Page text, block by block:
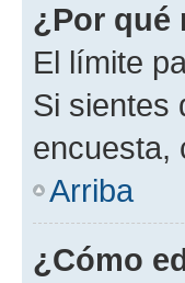
¿Por qué
El límite
Si sientes
encuesta,
Arriba
¿Cómo